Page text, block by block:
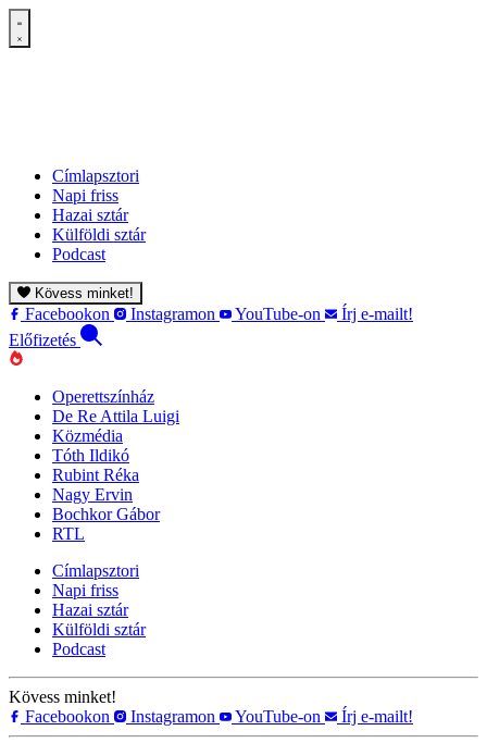
Címlapsztori
Napi friss
Hazai sztár
Külföldi sztár
Podcast
Kövess minket!
Facebookon Instagramon YouTube-on
Írj e-mailt!
Előfizetés
Operettszínház
De Re Attila Luigi
Közmédia
Tóth Ildikó
Rubint Réka
Nagy Ervin
Bochkor Gábor
RTL
Címlapsztori
Napi friss
Hazai sztár
Külföldi sztár
Podcast
Kövess minket!
Facebookon
Instagramon YouTube-on Írj e-mailt!